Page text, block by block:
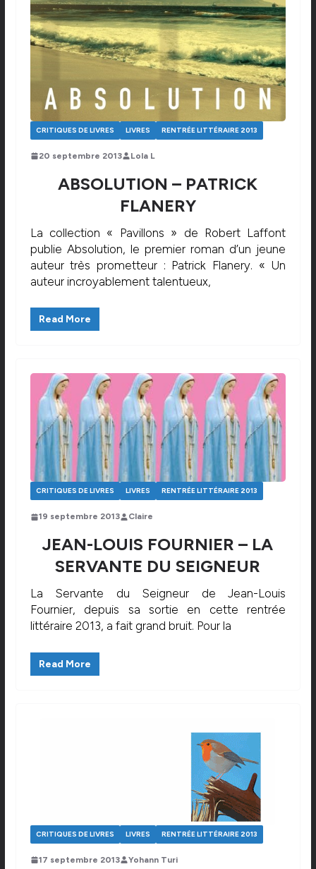
CRITIQUES DE LIVRES LIVRES RENTRÉE LITTÉRAIRE 2013
20 septembre 2013 Lola L
ABSOLUTION – PATRICK
FLANERY
La collection « Pavillons » de Robert Laffont
publie Absolution, le premier roman d’un jeune
auteur très prometteur : Patrick Flanery. « Un
auteur incroyablement talentueux,
Read More
CRITIQUES DE LIVRES LIVRES RENTRÉE LITTÉRAIRE 2013
19 septembre 2013 Claire
JEAN-LOUIS FOURNIER – LA
SERVANTE DU SEIGNEUR
La Servante du Seigneur de Jean-Louis
Fournier, depuis sa sortie en cette rentrée
littéraire 2013, a fait grand bruit. Pour la
Read More
CRITIQUES DE LIVRES LIVRES RENTRÉE LITTÉRAIRE 2013
17 septembre 2013 Yohann Turi